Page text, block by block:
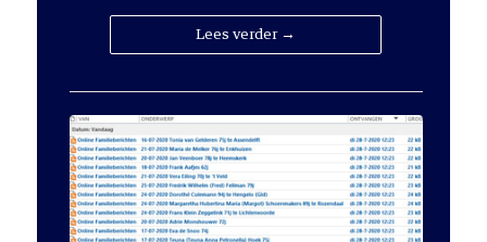
Lees verder →